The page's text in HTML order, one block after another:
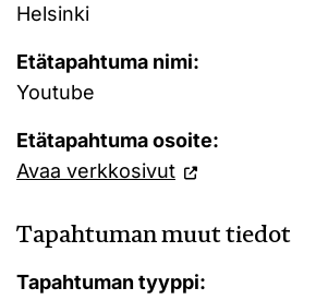
Helsinki
Etätapahtuma nimi:
Youtube
Etätapahtuma osoite:
Avaa verkkosivut
Tapahtuman muut tiedot
Tapahtuman tyyppi: